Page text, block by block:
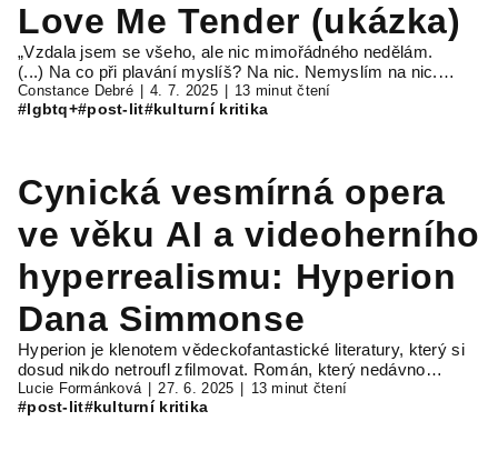
Love Me Tender (ukázka)
„Vzdala jsem se všeho, ale nic mimořádného nedělám.
(...) Na co při plavání myslíš? Na nic. Nemyslím na nic.…
Constance Debré 4. 7. 2025 13 minut čtení
#lgbtq+#post-lit#kulturní kritika
Cynická vesmírná opera
ve věku AI a videoherního
hyperrealismu: Hyperion
Dana Simmonse
Hyperion je klenotem vědeckofantastické literatury, který si
dosud nikdo netroufl zfilmovat. Román, který nedávno…
Lucie Formánková 27. 6. 2025 13 minut čtení
#post-lit#kulturní kritika